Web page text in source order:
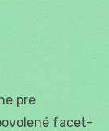
pre
facet-